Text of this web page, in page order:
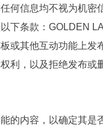
何信息均不视为机
下条款：GOLDEN
或其他互动功能上
利，以及拒绝发布
的内容，以确定其